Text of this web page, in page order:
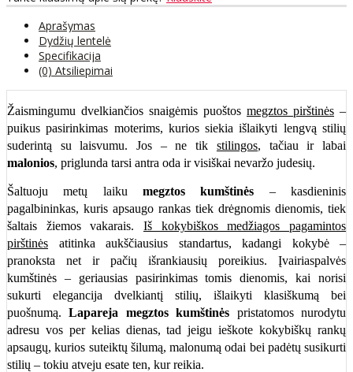
Aprašymas
Dydžių lentelė
Specifikacija
(0) Atsiliepimai
Žaismingumu dvelkiančios snaigėmis puoštos megztos pirštinės –
puikus pasirinkimas moterims, kurios siekia išlaikyti lengvą stilių
suderintą su laisvumu. Jos – ne tik stilingos, tačiau ir labai
malonios, priglunda tarsi antra oda ir visiškai nevaržo judesių.
Šaltuoju metų laiku megztos kumštinės – kasdieninis
pagalbininkas, kuris apsaugo rankas tiek drėgnomis dienomis, tiek
šaltais žiemos vakarais. Iš kokybiškos medžiagos pagamintos
pirštinės atitinka aukščiausius standartus, kadangi kokybė –
pranoksta net ir pačių išrankiausių poreikius. Įvairiaspalvės
kumštinės – geriausias pasirinkimas tomis dienomis, kai norisi
sukurti elegancija dvelkiantį stilių, išlaikyti klasiškumą bei
puošnumą.Lapareja megztos kumštinės pristatomos nurodytu
adresu vos per kelias dienas, tad jeigu ieškote kokybiškų rankų
apsaugų, kurios suteiktų šilumą, malonumą odai bei padėtų susikurti
stilių – tokiu atveju esate ten, kur reikia.